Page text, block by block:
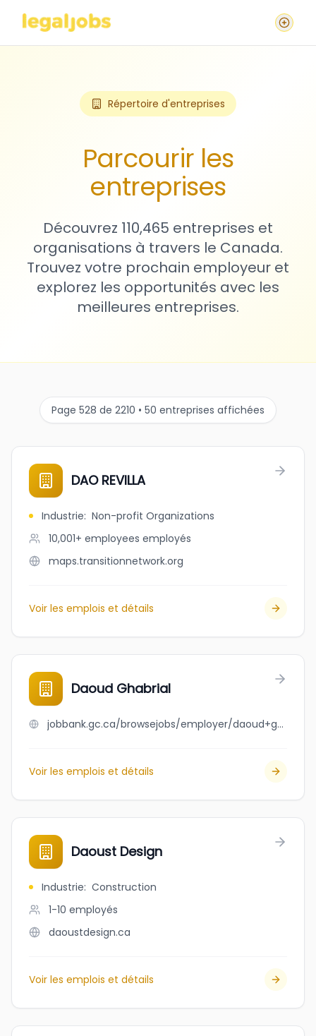
Répertoire d'entreprises
Parcourir les
entreprises
Découvrez 110,465 entreprises et
organisations à travers le Canada.
Trouvez votre prochain employeur et
explorez les opportunités avec les
meilleures entreprises.
Page 528 de 2210 • 50 entreprises affichées
DAO REVILLA
Industrie: Non-profit Organizations
10,001+ employees employés
maps.transitionnetwork.org
Voir les emplois et détails
Daoud Ghabrial
jobbank.gc.ca/browsejobs/employer/daoud+ghabrial/ca
Voir les emplois et détails
Daoust Design
Industrie: Construction
1-10 employés
daoustdesign.ca
Voir les emplois et détails